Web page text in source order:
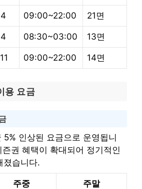
09:00~22:00 21면
08:30~03:00 13면
09:00~22:00 14면
용 요금
인상된 요금으로 운영됩니
권 혜택이 확대되어 정기적인
졌습니다.
주중 주말